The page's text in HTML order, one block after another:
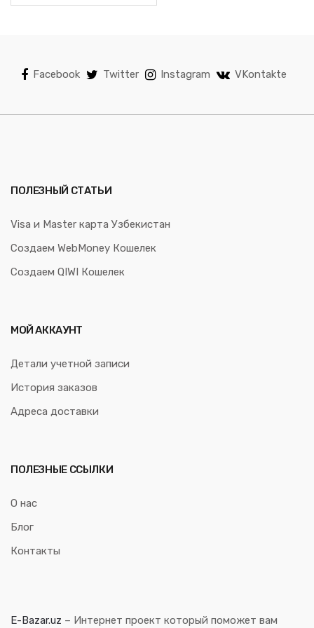
Facebook Twitter Instagram VKontakte
ПОЛЕЗНЫЙ СТАТЬИ
Visa и Master карта Узбекистан
Создаем WebMoney Кошелек
Создаем QIWI Кошелек
МОЙ АККАУНТ
Детали учетной записи
История заказов
Адреса доставки
ПОЛЕЗНЫЕ ССЫЛКИ
О нас
Блог
Контакты
E-Bazar.uz – Интернет проект который поможет вам